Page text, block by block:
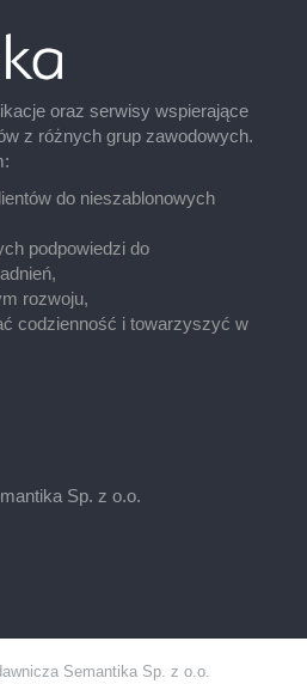
oraz serwisy wspierające
z różnych grup zawodowych.
do nieszablonowych
podpowiedzi do
rozwoju,
codzienność i towarzyszyć w
Sp. z o.o.
Semantika Sp. z o.o.